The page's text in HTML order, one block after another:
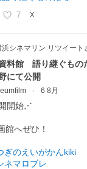
7 X
浜シネマリン リツイート
料館 語り継ぐもの
にて公開
· 6 8月
開始⋰
館へぜひ！
ぎのえいがかんkiki
ネマロブレ